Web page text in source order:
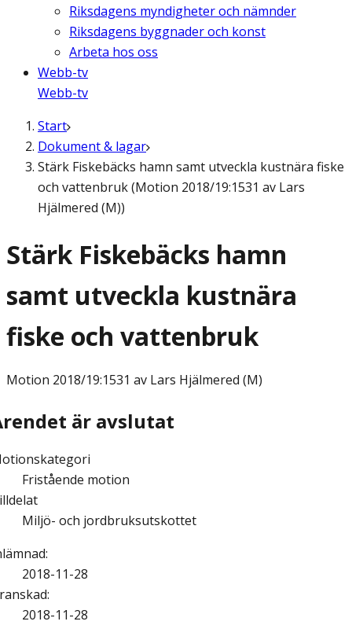
Riksdagens myndigheter och nämnder
Riksdagens byggnader och konst
Arbeta hos oss
Webb-tv
Webb-tv
Start
Dokument & lagar
Stärk Fiskebäcks hamn samt utveckla kustnära fiske
och vattenbruk (Motion 2018/19:1531 av Lars
Hjälmered (M))
Stärk Fiskebäcks hamn
samt utveckla kustnära
fiske och vattenbruk
Motion 2018/19:1531 av Lars Hjälmered (M)
är avslutat
Fristående motion
Miljö- och jordbruksutskottet
:
2018-11-28
:
2018-11-28